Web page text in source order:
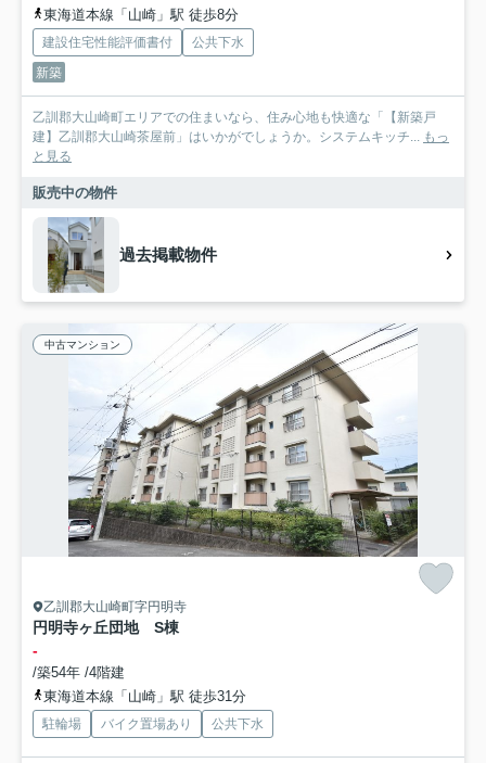
東海道本線「山崎」駅 徒歩8分
建設住宅性能評価書付
公共下水
新築
乙訓郡大山崎町エリアでの住まいなら、住み心地も快適な「【新築戸
建】乙訓郡大山崎茶屋前」はいかがでしょうか。システムキッチ... もっ
と見る
販売中の物件
過去掲載物件
中古マンション
乙訓郡大山崎町字円明寺
円明寺ヶ丘団地 S棟
-
/築54年 /4階建
東海道本線「山崎」駅 徒歩31分
駐輪場 バイク置場あり 公共下水